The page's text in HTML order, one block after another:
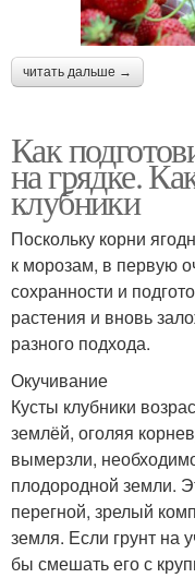
читать дальше →
Как
на грядке.
клубники
Поскольку корни
к морозам, в первую
сохранности и
растения и вновь
разного подхода.
Окучивание
Кусты клубники
землёй, оголяя
вымерзли,
плодородной земли.
перегной, зрелый
земля. Если грунт на
бы смешать его с